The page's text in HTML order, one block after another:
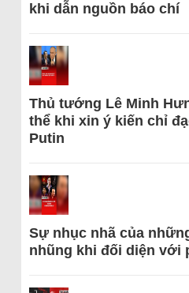
khi dẫn nguồn báo chí
Thủ tướng Lê Minh
thể khi xin ý kiến chỉ
Putin
Sự nhục nhã của
nhũng khi đối diện với